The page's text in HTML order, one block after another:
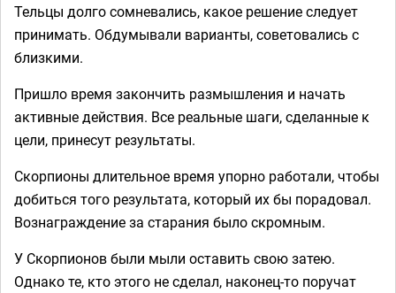
Тельцы долго сомневались, какое решение следует
принимать. Обдумывали варианты, советовались с
близкими.
Пришло время закончить размышления и начать
активные действия. Все реальные шаги, сделанные к
цели, принесут результаты.
Скорпионы длительное время упорно работали, чтобы
добиться того результата, который их бы порадовал.
Вознаграждение за старания было скромным.
У Скорпионов были мыли оставить свою затею.
Однако те, кто этого не сделал, наконец-то поручат